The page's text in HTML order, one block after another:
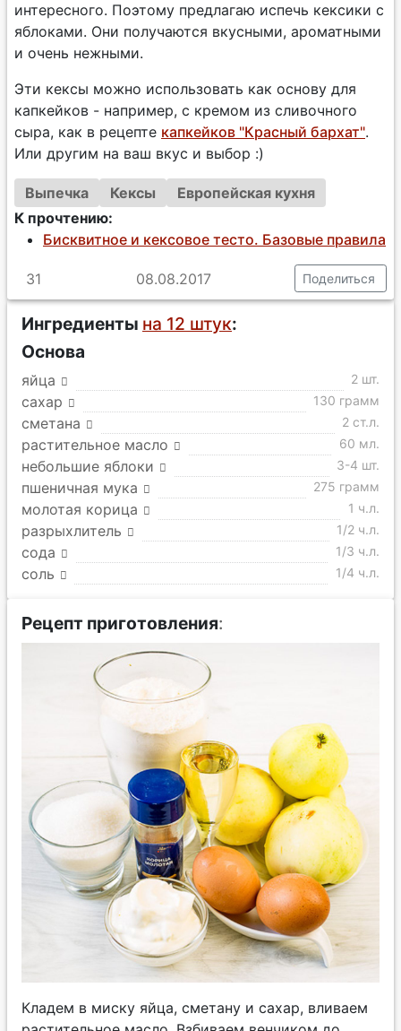
интересного. Поэтому предлагаю испечь кексики с
яблоками. Они получаются вкусными, ароматными
и очень нежными.
Эти кексы можно использовать как основу для
капкейков - например, с кремом из сливочного
сыра, как в рецепте капкейков "Красный бархат".
Или другим на ваш вкус и выбор :)
Выпечка Кексы
Европейская кухня
К прочтению:
Бисквитное и кексовое тесто. Базовые правила
31 08.08.2017 Поделиться
Ингредиенты на 12 штук:
Основа
яйца 2 шт.
сахар 130 грамм
сметана 2 ст.л.
растительное масло 60 мл.
небольшие яблоки 3-4 шт.
пшеничная мука 275 грамм
молотая корица 1 ч.л.
разрыхлитель 1/2 ч.л.
сода 1/3 ч.л.
соль 1/4 ч.л.
Рецепт приготовления:
Кладем в миску яйца, сметану и сахар, вливаем